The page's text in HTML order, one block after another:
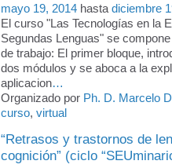
mayo 19, 2014 hasta diciembre
El curso "Las Tecnologías en la
Segundas Lenguas" se
de trabajo: El primer bloque,
dos módulos y se aboca a la
aplicacion…
Organizado por Ph. D. Marcelo
curso, virtual
“Retrasos y trastornos de
cognición” (ciclo